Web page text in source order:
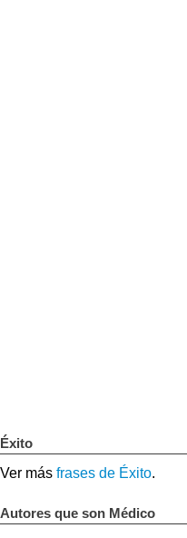
Éxito
Ver más frases de Éxito.
Autores que son Médico